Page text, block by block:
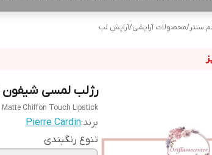
/محصولات آرایشی/آرایش لب
رژلب لمسی شیفون
Matte Chiffon Touch Lipstick
برند:Pierre Cardin
تنوع رنگبندی